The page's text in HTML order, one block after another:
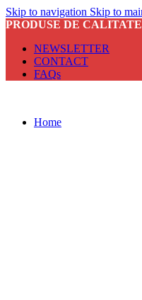
Skip to navigation Skip to
PRODUSE DE
NEWSLETTER
CONTACT
FAQs
Home